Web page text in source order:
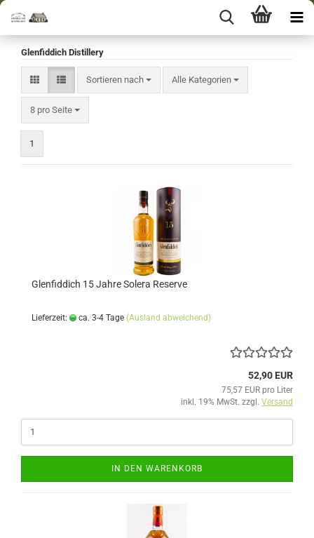
Glenfiddich Distillery
Sortieren nach
Sortieren nach Alle Kategorien
8 pro Seite
pro Seite
1
Glenfiddich 15 Jahre Solera Reserve
Lieferzeit: ca. 3-4 Tage (Ausland abweichend)
52,90 EUR
75,57 EUR pro Liter
inkl. 19% MwSt. zzgl. Versand
IN DEN WARENKORB